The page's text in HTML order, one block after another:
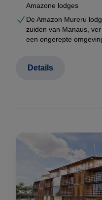
Amazone lodges
De Amazon Mureru
zuiden van Manaus,
een ongerepte
Details